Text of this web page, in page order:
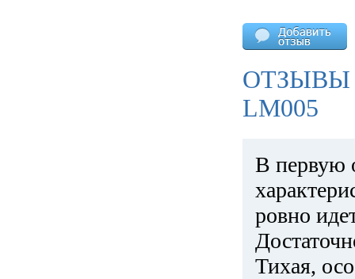
ОТЗЫВЫ
LM005
В первую
ровно
Тихая,